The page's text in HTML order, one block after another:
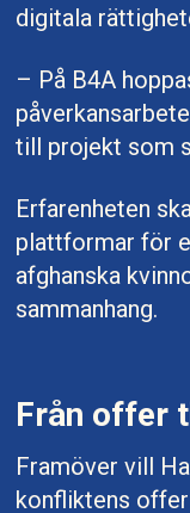
digitala
– På B4A
till projekt som
Erfarenheten
plattformar för
afghanska
sammanhang.
Från offer
Framöver vill
konfliktens